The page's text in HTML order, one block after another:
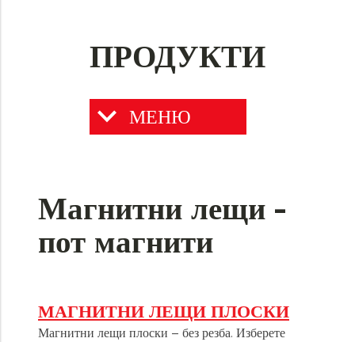
ПРОДУКТИ
МЕНЮ
Магнитни лещи -
пот магнити
МАГНИТНИ ЛЕЩИ ПЛОСКИ
Магнитни лещи плоски – без резба. Изберете